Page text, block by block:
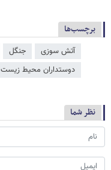
برچسب‌ها
آتش سوزی جنگل
دوستداران محیط زیست
نظر شما